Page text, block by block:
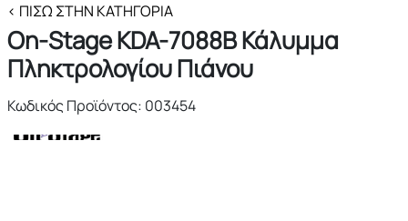
< ΠΊΣΩ ΣΤΗΝ ΚΑΤΗΓΟΡΊΑ
On-Stage KDA-7088B Κάλυμμα
Πληκτρολογίου Πιάνου
Κωδικός Προϊόντος: 003454